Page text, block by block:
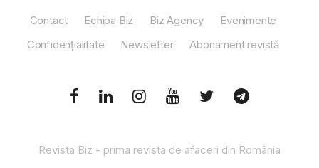
Contact Echipa Biz Biz Agency
Evenimente
Confidențialitate
Newsletter Abonament revistă
Revista Biz - prima revista de afaceri din România